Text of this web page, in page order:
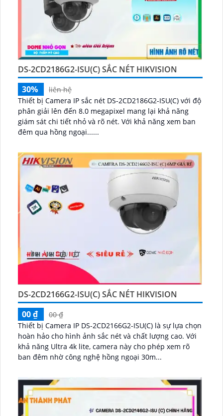
DS-2CD2186G2-ISU(C) SẮC NÉT HIKVISION
30%
liên hệ
Thiết bị Camera IP sắc nét DS-2CD2186G2-ISU(C) với độ
phân giải lên đến 8.0 megapixel mang lại khả năng
giám sát chi tiết nhỏ và rõ nét. Với khả năng xem ban
đêm qua hồng ngoại......
DS-2CD2166G2-ISU(C) SẮC NÉT HIKVISION
00 ₫
00 ₫
Thiết bị Camera IP DS-2CD2166G2-ISU(C) là sự lựa chọn
hoàn hảo cho hình ảnh sắc nét và chất lượng cao. Với
khả năng Ultra 4k lite, camera này cho phép xem rõ
ban đêm nhờ công nghệ hồng ngoại 30m...